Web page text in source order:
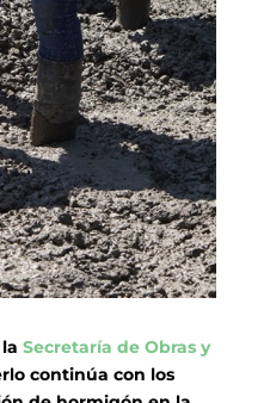
Secretaría de Obras y
continúa con los